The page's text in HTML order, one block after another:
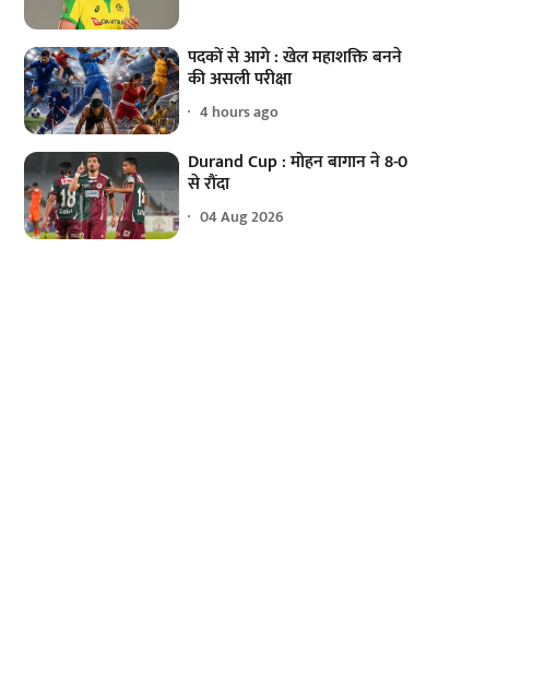
पदकों से आगे : खेल महाशक्ति बनने
की असली परीक्षा
4 hours ago
Durand Cup : मोहन बागान ने 8-0
से रौंदा
04 Aug 2026